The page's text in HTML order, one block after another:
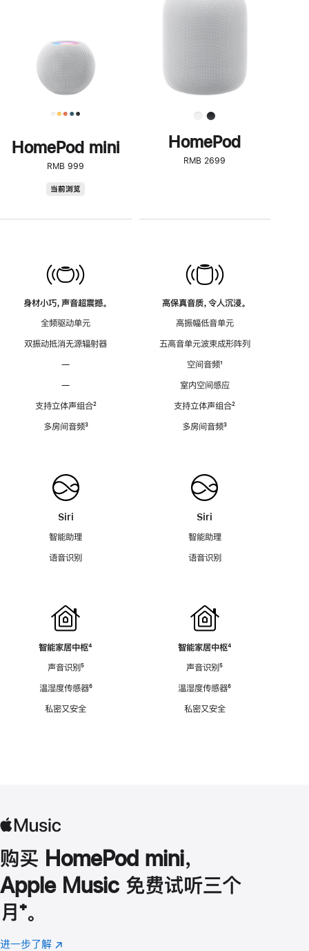
HomePod mini
RMB 999
当前浏览
身材小巧，声音超震撼。
全频驱动单元
双振动抵消无源辐射器
—
—
支持立体声组合脚
²
多房间音频脚
³
Siri
智能助理
语音识别
智能家居中枢脚
⁴
声音识别脚
⁵
温湿度传感器脚
⁶
私密又安全
了
解
HomePod<
HomePod
RMB 2699
高保真音质，令人沉浸。
高振幅低音单元
五高音单元波束成形阵列
空间音频脚
¹
室内空间感应
支持立体声组合脚
²
多房间音频脚
³
Siri
智能助理
语音识别
智能家居中枢脚
⁴
声音识别脚
⁵
温湿度传感器脚
⁶
私密又安全
购买 HomePod mini，
Apple Music 免费试听三个
月 脚
注
⁺。
进一步了解 Apple
(在